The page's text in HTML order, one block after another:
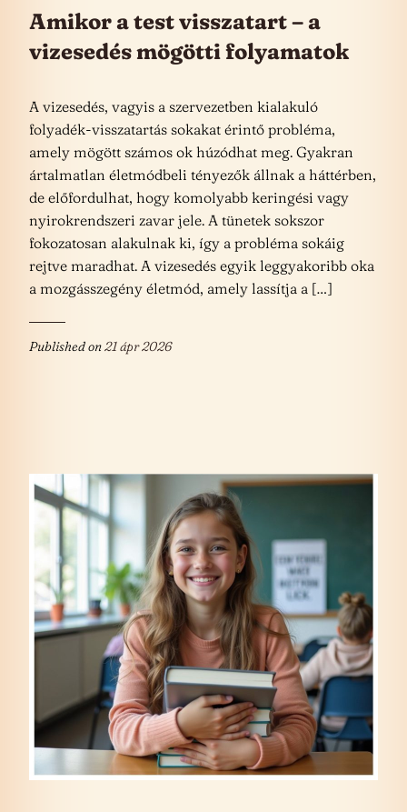
Amikor a test visszatart – a
vizesedés mögötti folyamatok
A vizesedés, vagyis a szervezetben kialakuló
folyadék-visszatartás sokakat érintő probléma,
amely mögött számos ok húzódhat meg. Gyakran
ártalmatlan életmódbeli tényezők állnak a háttérben,
de előfordulhat, hogy komolyabb keringési vagy
nyirokrendszeri zavar jele. A tünetek sokszor
fokozatosan alakulnak ki, így a probléma sokáig
rejtve maradhat. A vizesedés egyik leggyakoribb oka
a mozgásszegény életmód, amely lassítja a […]
Published on21 ápr 2026